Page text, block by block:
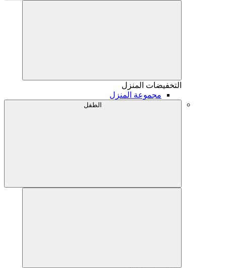
التخفيضات المنزل
مجموعة المنزل